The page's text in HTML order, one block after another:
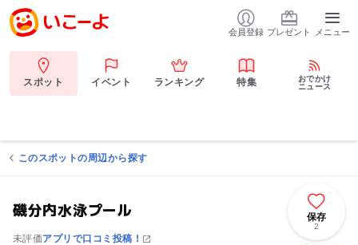
会員登録 プレゼント メニュー
スポット イベント ランキング 特集
おでかけ
ニュース
このスポットの周辺から探す
磯分内水泳プール
未評価アプリで口コミ投稿！
保存
2